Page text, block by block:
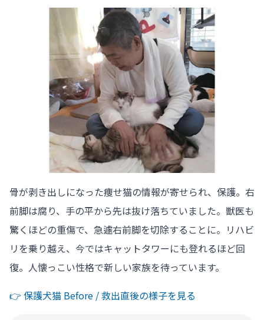
骨が剥き出しになった痩せ猫の情報が寄せられ、保護。右
前脚は腐り、手の平から先は抜け落ちていました。獣医も
驚くほどの重傷で、急遽右前脚を切除することに。リハビ
リを乗り越え、今ではキャットタワーにも登れるほど回
復。人懐っこい性格で新しい家族を待っています。
👉️ 保護犬猫 Before / 救出直後の様子を見る